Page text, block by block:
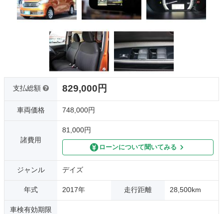
支払総額 829,000円
車両価格 748,000円
諸費用
81,000円
ローンについて聞いてみる
ジャンル デイズ
年式 2017年 走行距離 28,500km
車検有効期限